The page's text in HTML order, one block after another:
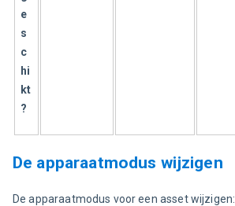
e
s
c
hi
kt
?
De apparaatmodus wijzigen
De apparaatmodus voor een asset wijzigen: